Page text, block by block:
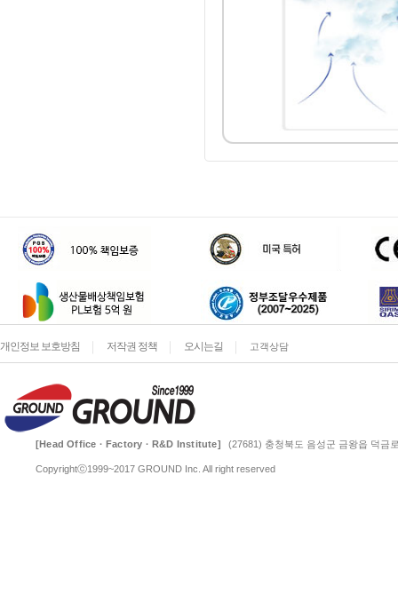
개인정보 보호방침 저작권 정책 오시는길 고객상담
[Head Office · Factory · R&D Institute] (27681) 충청북도 음성군 금왕읍 덕금
Copyrightⓒ1999~2017 GROUND Inc. All right reserved